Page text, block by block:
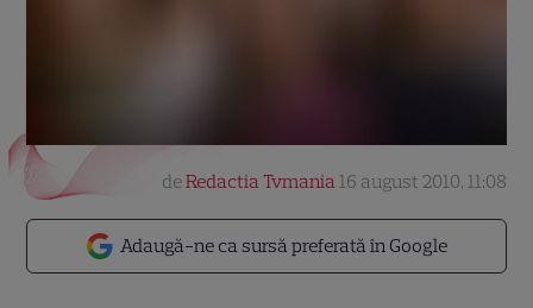
Adaugă-ne ca sursă preferată în Google
deRedactia Tvmania 16 august 2010, 11:08